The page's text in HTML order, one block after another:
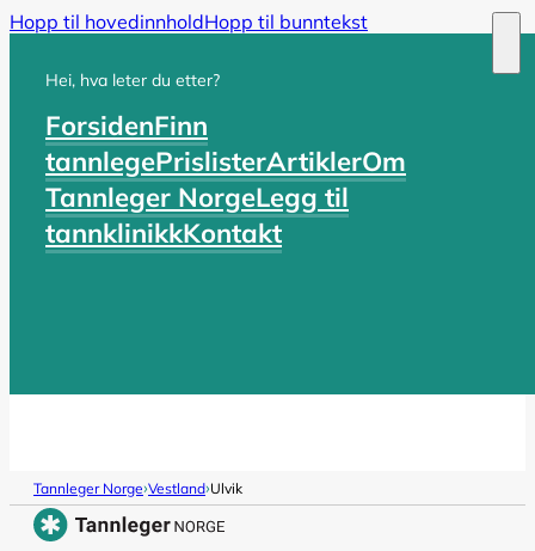
Hopp til hovedinnholdHopp til bunntekst
Hei, hva leter du etter?
ForsidenFinn
tannlegePrislisterArtiklerOm
Tannleger NorgeLegg til
tannklinikkKontakt
Tannleger Norge›Vestland›Ulvik